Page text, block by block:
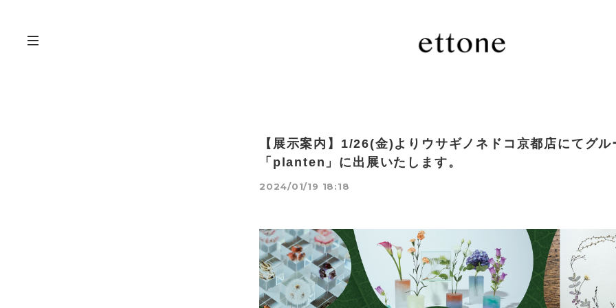
【展示案内】1/26(金)よりウサギノネドコ京都店にてグル
「planten」に出展いたします。
2024/01/19 18:18